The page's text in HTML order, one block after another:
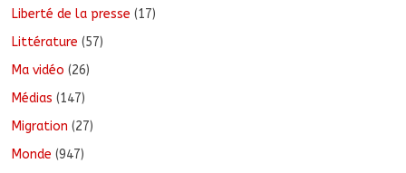
Liberté de la presse (17)
Littérature (57)
Ma vidéo (26)
Médias (147)
Migration (27)
Monde (947)